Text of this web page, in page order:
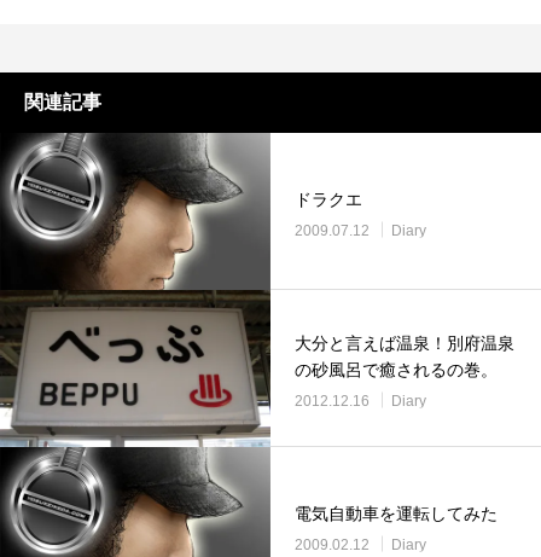
関連記事
ドラクエ
2009.07.12 Diary
大分と言えば温泉！別府温泉
の砂風呂で癒されるの巻。
2012.12.16 Diary
電気自動車を運転してみた
2009.02.12 Diary